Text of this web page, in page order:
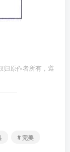
归原作者所有，遵
# 完美